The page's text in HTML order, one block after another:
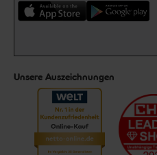
Unsere Auszeichnungen